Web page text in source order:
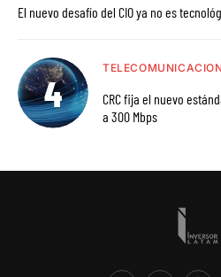
El nuevo desafío del CIO ya no es
CRC fija el nuevo
a 300 Mbps